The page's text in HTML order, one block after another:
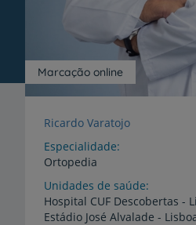
Marcação online
Ricardo Varatojo
Especialidade
Ortopedia
Unidades de saúde
Hospital CUF Descobertas -
Estádio José Alvalade -